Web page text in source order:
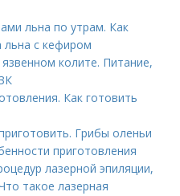
льна по утрам. Как
льна с кефиром
колите. Питание,
Как готовить
Грибы оленьи
приготовления
лазерной эпиляции,
такое лазерная